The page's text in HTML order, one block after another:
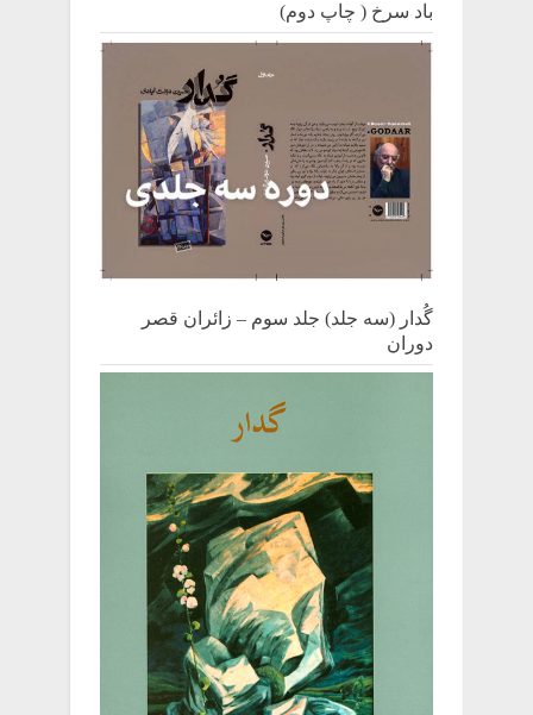
باد سرخ ( چاپ دوم)
گُدار (سه جلد) جلد سوم – زائران قصر
دوران